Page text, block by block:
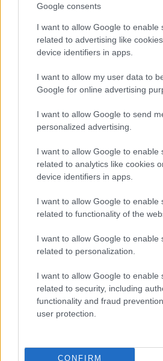
Google consents
I want to allow Google to enable
related to advertising like
device identifiers in apps.
I want to allow my user data to
Google for online advertising
I want to allow Google to send
personalized advertising.
I want to allow Google to enable
related to analytics like cookies
device identifiers in apps.
I want to allow Google to enable
related to functionality of the
I want to allow Google to enable
related to personalization.
I want to allow Google to enable
related to security, including
functionality and fraud
user protection.
CONFIRM
Διαβάστε περισσότερα
σπήλαια της λίμνης και την
τους στη δεξιά στήλη,
ΣΧΕΤΙΚΑ LINKS
Βουλιαγμένης
από το Hellenic